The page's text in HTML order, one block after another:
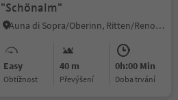
"Schönalm"
Auna di Sopra/Oberinn, Ritten/Renon, Bolzano/Bozen and environs
Easy
Obtížnost
40 m
Převýšení
0h:00 Min
doba trvání